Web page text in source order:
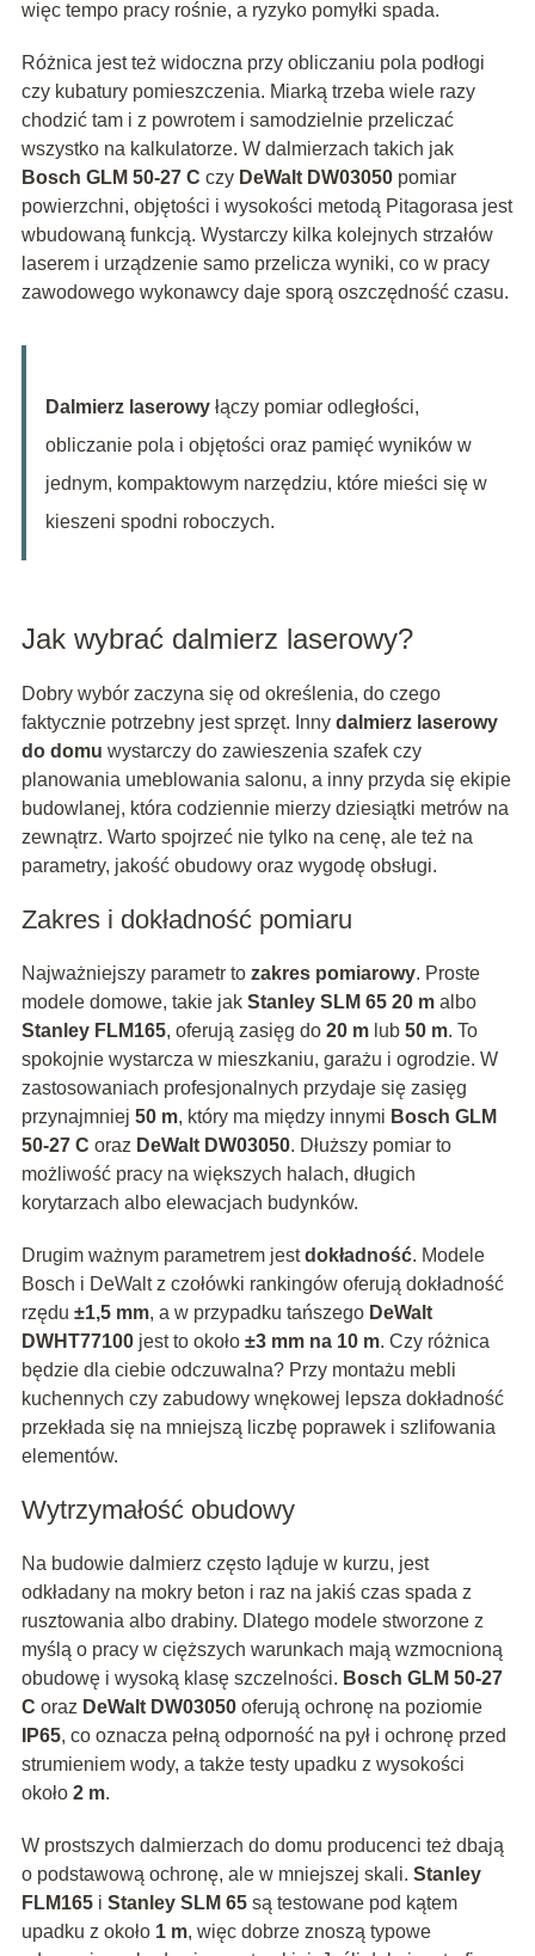
więc tempo pracy rośnie, a ryzyko pomyłki spada.
Różnica jest też widoczna przy obliczaniu pola podłogi
czy kubatury pomieszczenia. Miarką trzeba wiele razy
chodzić tam i z powrotem i samodzielnie przeliczać
wszystko na kalkulatorze. W dalmierzach takich jak
Bosch GLM 50-27 C czy DeWalt DW03050pomiar
powierzchni, objętości i wysokości metodą Pitagorasa jest
wbudowaną funkcją. Wystarczy kilka kolejnych strzałów
laserem i urządzenie samo przelicza wyniki, co w pracy
zawodowego wykonawcy daje sporą oszczędność czasu.
Dalmierz laserowyłączy pomiar odległości,
obliczanie pola i objętości oraz pamięć wyników w
jednym, kompaktowym narzędziu, które mieści się w
kieszeni spodni roboczych.
Jak wybrać dalmierz laserowy?
Dobry wybór zaczyna się od określenia, do czego
faktycznie potrzebny jest sprzęt. Inny dalmierz laserowy
do domu wystarczy do zawieszenia szafek czy
planowania umeblowania salonu, a inny przyda się ekipie
budowlanej, która codziennie mierzy dziesiątki metrów na
zewnątrz. Warto spojrzeć nie tylko na cenę, ale też na
parametry, jakość obudowy oraz wygodę obsługi.
Zakres i dokładność pomiaru
Najważniejszy parametr to zakres pomiarowy. Proste
modele domowe, takie jak Stanley SLM 65 20 malbo
Stanley FLM165, oferują zasięg do 20 mlub 50 m. To
spokojnie wystarcza w mieszkaniu, garażu i ogrodzie. W
zastosowaniach profesjonalnych przydaje się zasięg
przynajmniej 50 m, który ma między innymi Bosch GLM
50-27 C oraz DeWalt DW03050. Dłuższy pomiar to
możliwość pracy na większych halach, długich
korytarzach albo elewacjach budynków.
Drugim ważnym parametrem jestdokładność. Modele
Bosch i DeWalt z czołówki rankingów oferują dokładność
rzędu ±1,5 mm, a w przypadku tańszego DeWalt
DWHT77100jest to około ±3 mm na 10 m. Czy różnica
będzie dla ciebie odczuwalna? Przy montażu mebli
kuchennych czy zabudowy wnękowej lepsza dokładność
przekłada się na mniejszą liczbę poprawek i szlifowania
elementów.
Wytrzymałość obudowy
Na budowie dalmierz często ląduje w kurzu, jest
odkładany na mokry beton i raz na jakiś czas spada z
rusztowania albo drabiny. Dlatego modele stworzone z
myślą o pracy w cięższych warunkach mają wzmocnioną
obudowę i wysoką klasę szczelności. Bosch GLM 50-27
C oraz DeWalt DW03050oferują ochronę na poziomie
IP65, co oznacza pełną odporność na pył i ochronę przed
strumieniem wody, a także testy upadku z wysokości
około 2 m.
W prostszych dalmierzach do domu producenci też dbają
o podstawową ochronę, ale w mniejszej skali. Stanley
FLM165i Stanley SLM 65są testowane pod kątem
upadku z około 1 m, więc dobrze znoszą typowe